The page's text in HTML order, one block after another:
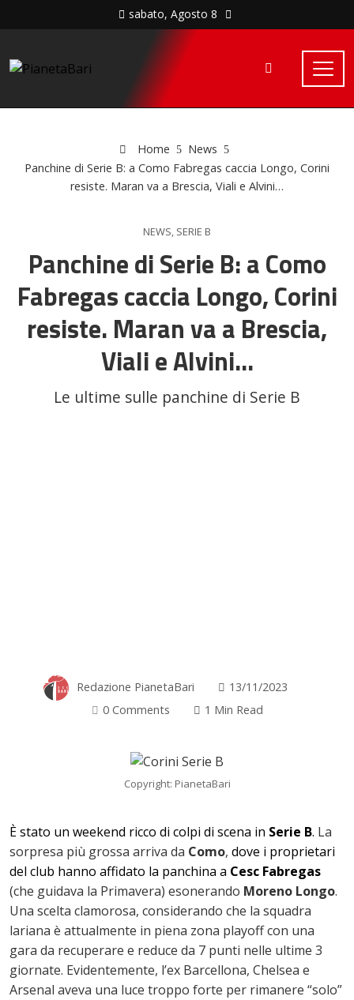
sabato, Agosto 8
Home
News
Panchine di Serie B: a Como Fabregas caccia Longo, Corini
resiste. Maran va a Brescia, Viali e Alvini…
NEWS, SERIE B
Panchine di Serie B: a Como
Fabregas caccia Longo, Corini
resiste. Maran va a Brescia,
Viali e Alvini…
Le ultime sulle panchine di Serie B
Redazione PianetaBari
13/11/2023
0 Comments
1 Min Read
Copyright: PianetaBari
È stato un weekend ricco di colpi di scena in Serie B. La
sorpresa più grossa arriva da Como, dove i proprietari
del club hanno affidato la panchina a Cesc Fabregas
(che guidava la Primavera) esonerando Moreno Longo.
Una scelta clamorosa, considerando che la squadra
lariana è attualmente in piena zona playoff con una
gara da recuperare e reduce da 7 punti nelle ultime 3
giornate. Evidentemente, l’ex Barcellona, Chelsea e
Arsenal aveva una luce troppo forte per rimanere “solo”